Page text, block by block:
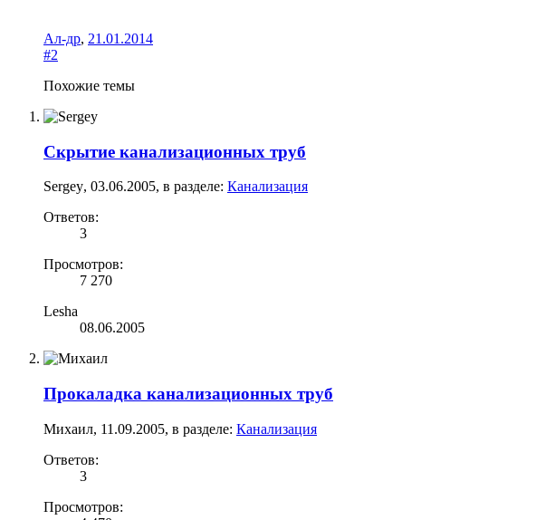
Ал-др, 21.01.2014
#2
Похожие темы
Скрытие канализационных труб
Sergey, 03.06.2005, в разделе: Канализация
Ответов:
3
Просмотров:
7 270
Lesha
08.06.2005
Прокаладка канализационных труб
Михаил, 11.09.2005, в разделе: Канализация
Ответов:
3
Просмотров: